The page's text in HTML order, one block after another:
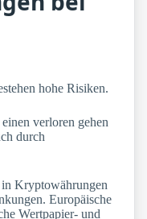
hohe Risiken.
verloren gehen
durch
Kryptowährungen
Europäische
Wertpapier- und